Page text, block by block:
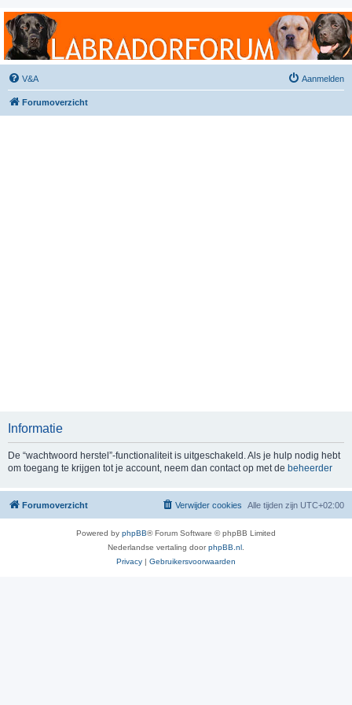
Labradorforum
Het gezelligste Labradorforum van Nederland en België!
V&A Aanmelden
Forumoverzicht
Informatie
De “wachtwoord herstel”-functionaliteit is uitgeschakeld. Als je hulp nodig hebt
om toegang te krijgen tot je account, neem dan contact op met de beheerder
Forumoverzicht Alle tijden zijn UTC+02:00
Verwijder cookies
Powered by phpBB® Forum Software © phpBB Limited
Nederlandse vertaling doorphpBB.nl
Privacy | Gebruikersvoorwaarden